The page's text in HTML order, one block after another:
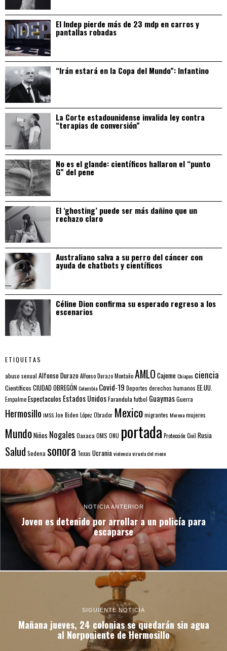
El Indep pierde más de 23 mdp en carros y
pantallas robadas
“Irán estará en la Copa del Mundo”: Infantino
La Corte estadounidense invalida ley contra
“terapias de conversión”
No es el glande: científicos hallaron el “punto
G” del pene
El ‘ghosting’ puede ser más dañino que un
rechazo claro
Australiano salva a su perro del cáncer con
ayuda de chatbots y científicos
Céline Dion confirma su esperado regreso a los
escenarios
ETIQUETAS
abuso sexual Alfonso DurazoAlfonso Durazo MontañoAMLO CajemeChiapas ciencia
Científicos CIUDAD OBREGÓNColombia Covid-19 Deportes derechos humanos EE.UU.
EmpalmeEspectaculos Estados UnidosFarandulafutbol GuaymasGuerra
Hermosillo IMSS Joe Biden López Obrador Mexicomigrantes Morenamujeres
MundoNiños Nogales Oaxaca OMS ONU portada Protección Civil Rusia
Salud Sedena sonora Texas Ucraniaviolenciaviruela del mono
NOTICIA ANTERIOR
Joven es detenido por arrollar a un policía para
escaparse
SIGUIENTE NOTICIA
Mañana jueves, 24 colonias se quedarán sin agua
al Norponiente de Hermosillo